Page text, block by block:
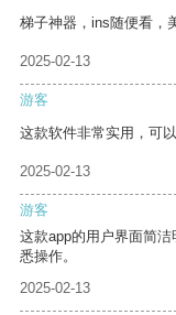
梯子神器，ins随便看，
2025-02-13
游客
这款软件非常实用，可
2025-02-13
游客
这款app的用户界面简
悉操作。
2025-02-13